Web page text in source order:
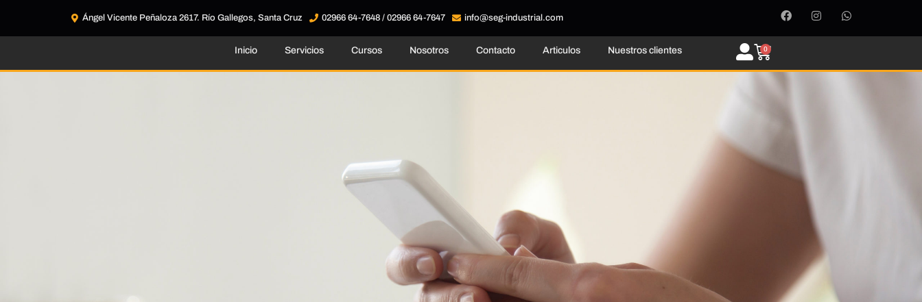
Ángel Vicente Peñaloza 2617. Río Gallegos, Santa Cruz 02966 64-7648 / 02966 64-7647 info@seg-industrial.com
Inicio Servicios Cursos Nosotros Contacto Articulos Nuestros clientes 0